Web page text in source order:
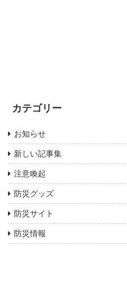
カテゴリー
お知らせ
新しい記事集
注意喚起
防災グッズ
防災サイト
防災情報